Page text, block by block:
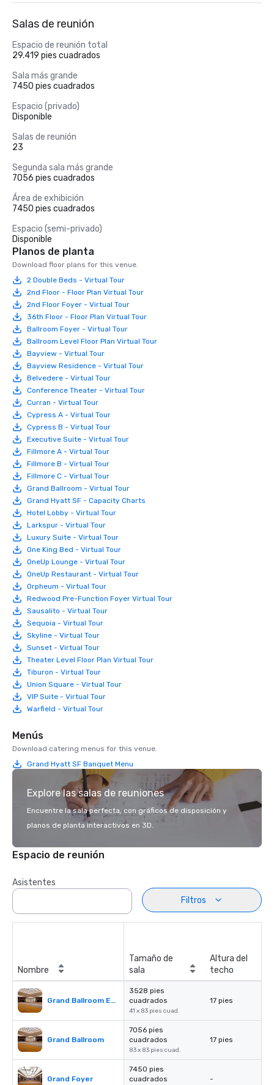
Salas de reunión
Espacio de reunión total
29.419 pies cuadrados
Sala más grande
7450 pies cuadrados
Espacio (privado)
Disponible
Salas de reunión
23
Segunda sala más grande
7056 pies cuadrados
Área de exhibición
7450 pies cuadrados
Espacio (semi-privado)
Disponible
Planos de planta
Download floor plans for this venue.
2 Double Beds - Virtual Tour
2nd Floor - Floor Plan Virtual Tour
2nd Floor Foyer - Virtual Tour
36th Floor - Floor Plan Virtual Tour
Ballroom Foyer - Virtual Tour
Ballroom Level Floor Plan Virtual Tour
Bayview - Virtual Tour
Bayview Residence - Virtual Tour
Belvedere - Virtual Tour
Conference Theater - Virtual Tour
Curran - Virtual Tour
Cypress A - Virtual Tour
Cypress B - Virtual Tour
Executive Suite - Virtual Tour
Fillmore A - Virtual Tour
Fillmore B - Virtual Tour
Fillmore C - Virtual Tour
Grand Ballroom - Virtual Tour
Grand Hyatt SF - Capacity Charts
Hotel Lobby - Virtual Tour
Larkspur - Virtual Tour
Luxury Suite - Virtual Tour
One King Bed - Virtual Tour
OneUp Lounge - Virtual Tour
OneUp Restaurant - Virtual Tour
Orpheum - Virtual Tour
Redwood Pre-Function Foyer Virtual Tour
Sausalito - Virtual Tour
Sequoia - Virtual Tour
Skyline - Virtual Tour
Sunset - Virtual Tour
Theater Level Floor Plan Virtual Tour
Tiburon - Virtual Tour
Union Square - Virtual Tour
VIP Suite - Virtual Tour
Warfield - Virtual Tour
Menús
Download catering menus for this venue.
Grand Hyatt SF Banquet Menu
Explore las salas de reuniones
Encuentre la sala perfecta, con gráficos de disposición y
planos de planta interactivos en 3D.
Espacio de reunión
Asistentes
Filtros
Nombre
Tamaño de
sala
Altura del
techo
Grand Ballroom East or West
3528 pies
cuadrados
41 x 83 pies cuad.
17 pies
Grand Ballroom
7056 pies
cuadrados
83 x 83 pies cuad.
17 pies
Grand Foyer
7450 pies
cuadrados
-